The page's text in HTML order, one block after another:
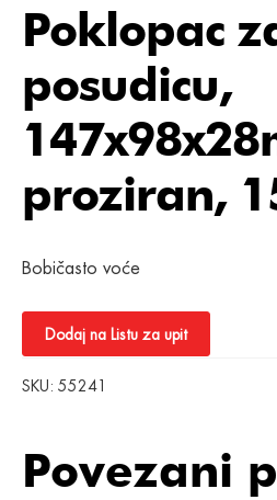
Poklopac
posudicu,
proziran,
Bobičasto voće
Dodaj na Listu za upit
SKU: 55241
Povezani